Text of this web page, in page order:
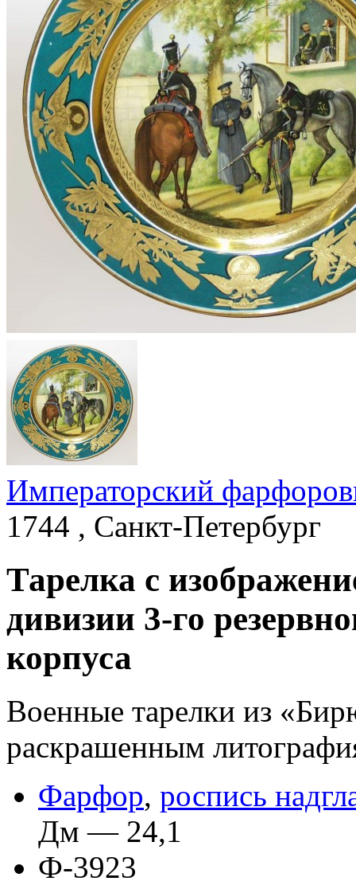
Императорский
1744 , Санкт-Петербург
Тарелка с
дивизии 3-го
корпуса
Военные тарелки из
раскрашенным
Фарфор, роспись
Дм — 24,1
Ф-3923